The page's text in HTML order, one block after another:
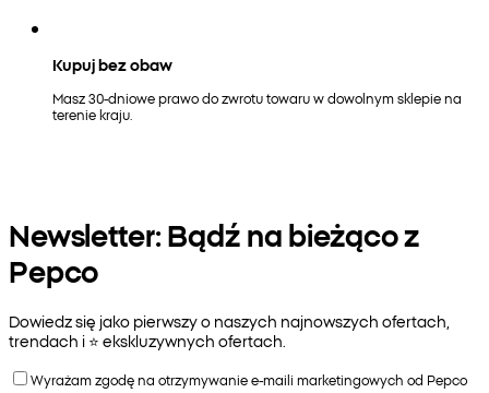
Kupuj bez obaw
Masz 30-dniowe prawo do zwrotu towaru w dowolnym sklepie na
terenie kraju.
Newsletter: Bądź na bieżąco z
Pepco
Dowiedz się jako pierwszy o naszych najnowszych ofertach,
trendach i ⭐️ ekskluzywnych ofertach.
Wyrażam zgodę na otrzymywanie e-maili marketingowych od Pepco